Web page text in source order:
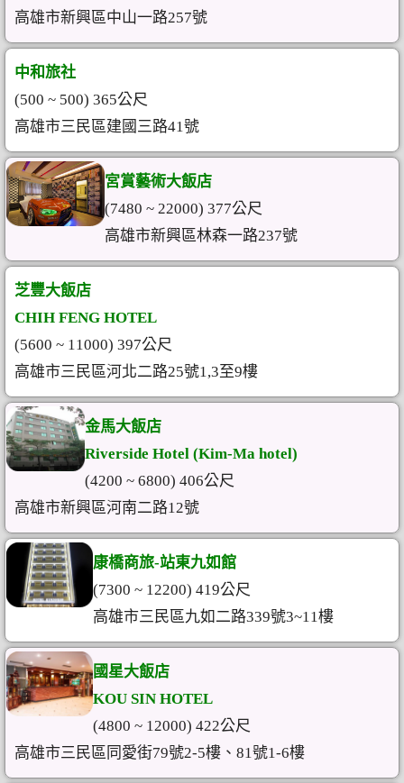
高雄市新興區中山一路257號
中和旅社
(500 ~ 500) 365公尺
高雄市三民區建國三路41號
宮賞藝術大飯店
(7480 ~ 22000) 377公尺
高雄市新興區林森一路237號
芝豐大飯店
CHIH FENG HOTEL
(5600 ~ 11000) 397公尺
高雄市三民區河北二路25號1,3至9樓
金馬大飯店
Riverside Hotel (Kim-Ma hotel)
(4200 ~ 6800) 406公尺
高雄市新興區河南二路12號
康橋商旅-站東九如館
(7300 ~ 12200) 419公尺
高雄市三民區九如二路339號3~11樓
國星大飯店
KOU SIN HOTEL
(4800 ~ 12000) 422公尺
高雄市三民區同愛街79號2-5樓、81號1-6樓